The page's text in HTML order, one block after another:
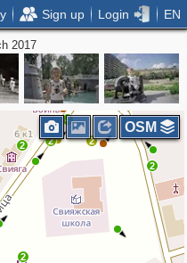
Sign up Login EN
2017
2
2
2
4
2
2
2
OSM